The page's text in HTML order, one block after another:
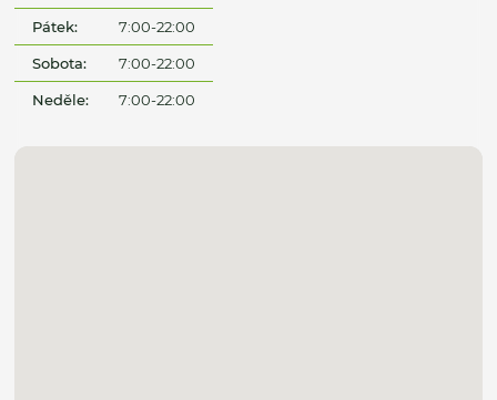
Pátek: 7:00-22:00
Sobota: 7:00-22:00
Neděle: 7:00-22:00